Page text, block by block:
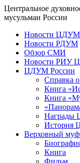
Центральное
мусульман России
Новости ЦДУМ
Новости РДУМ
Обзор СМИ
Новости РИУ
ЦДУМ России
Справка
Книга
Книга
Награды
История
Верховный
Книга
Фильм